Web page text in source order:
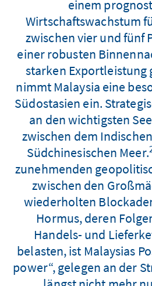
einem
Wirtschaftswachstum
zwischen vier und fünf
einer robusten
starken Exportleistung
nimmt Malaysia eine
Südostasien ein.
an den wichtigsten
zwischen dem
Südchinesischen Meer.
zunehmenden
zwischen den
wiederholten
Hormus, deren
Handels- und
belasten, ist Malaysias
power“, gelegen an der